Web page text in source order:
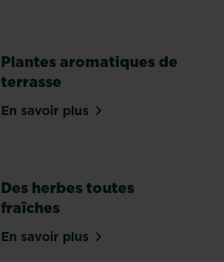
Plantes aromatiques de
terrasse
En savoir plussur Plantes aromatiques
Des herbes toutes
fraîches
En savoir plussur Des herbes toutes